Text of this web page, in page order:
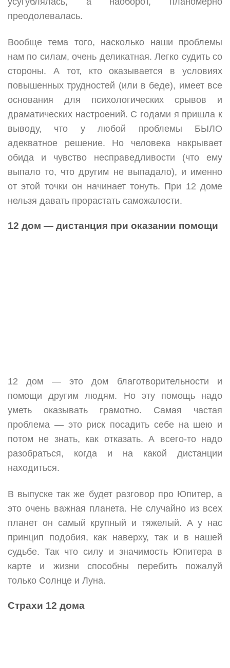
преодолевалась.
Вообще тема того, насколько наши проблемы
нам по силам, очень деликатная. Легко судить со
стороны. А тот, кто оказывается в условиях
повышенных трудностей (или в беде), имеет все
основания для психологических срывов и
драматических настроений. С годами я пришла к
выводу, что у любой проблемы БЫЛО
адекватное решение. Но человека накрывает
обида и чувство несправедливости (что ему
выпало то, что другим не выпадало), и именно
от этой точки он начинает тонуть. При 12 доме
нельзя давать прорастать саможалости.
12 дом — дистанция при оказании помощи
12 дом — это дом благотворительности и
помощи другим людям. Но эту помощь надо
уметь оказывать грамотно. Самая частая
проблема — это риск посадить себе на шею и
потом не знать, как отказать. А всего-то надо
разобраться, когда и на какой дистанции
находиться.
В выпуске так же будет разговор про Юпитер, а
это очень важная планета. Не случайно из всех
планет он самый крупный и тяжелый. А у нас
принцип подобия, как наверху, так и в нашей
судьбе. Так что силу и значимость Юпитера в
карте и жизни способны перебить пожалуй
только Солнце и Луна.
Страхи 12 дома